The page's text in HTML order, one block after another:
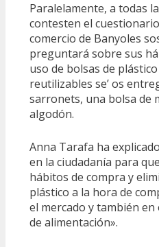
Paralelamente, a todas
contesten el
comercio de Banyoles
preguntará sobre sus
uso de bolsas de
reutilizables se’ os
sarronets, una bolsa de
algodón.
Anna Tarafa ha
en la ciudadanía para
hábitos de compra y
plástico a la hora de
el mercado y también
de alimentación».